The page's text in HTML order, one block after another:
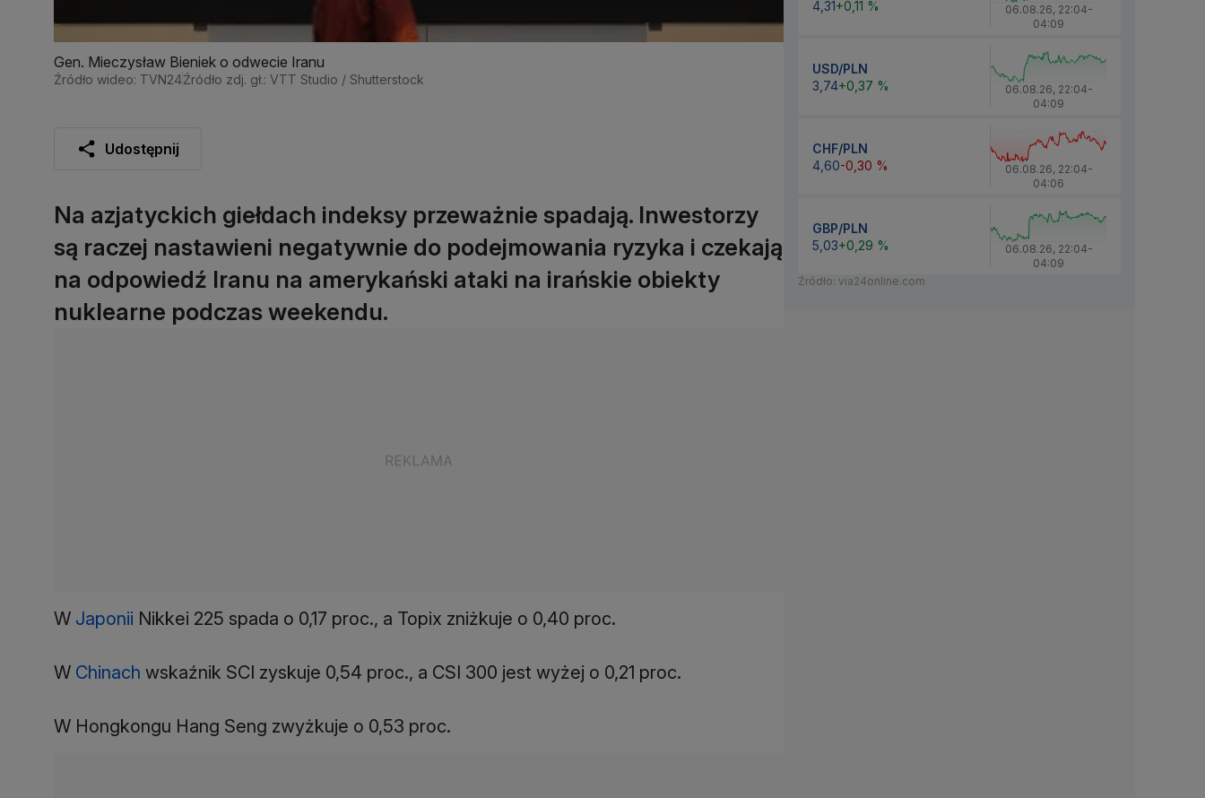
Gen. Mieczysław Bieniek o odwecie Iranu
Źródło wideo: TVN24Źródło zdj. gł.: VTT Studio / Shutterstock
Udostępnij
Na azjatyckich giełdach indeksy przeważnie spadają. Inwestorzy
są raczej nastawieni negatywnie do podejmowania ryzyka i czekają
na odpowiedź Iranu na amerykański ataki na irańskie obiekty
nuklearne podczas weekendu.
W Japonii Nikkei 225 spada o 0,17 proc., a Topix zniżkuje o 0,40 proc.
W Chinach wskaźnik SCI zyskuje 0,54 proc., a CSI 300 jest wyżej o 0,21 proc.
W Hongkongu Hang Seng zwyżkuje o 0,53 proc.
4,31+0,11 % 06.08.26, 22:04-
04:09
USD/PLN
3,74+0,37 % 06.08.26, 22:04-
04:09
CHF/PLN
4,60-0,30 % 06.08.26, 22:04-
04:06
GBP/PLN
5,03+0,29 % 06.08.26, 22:04-
04:09
Źródło: via24online.com